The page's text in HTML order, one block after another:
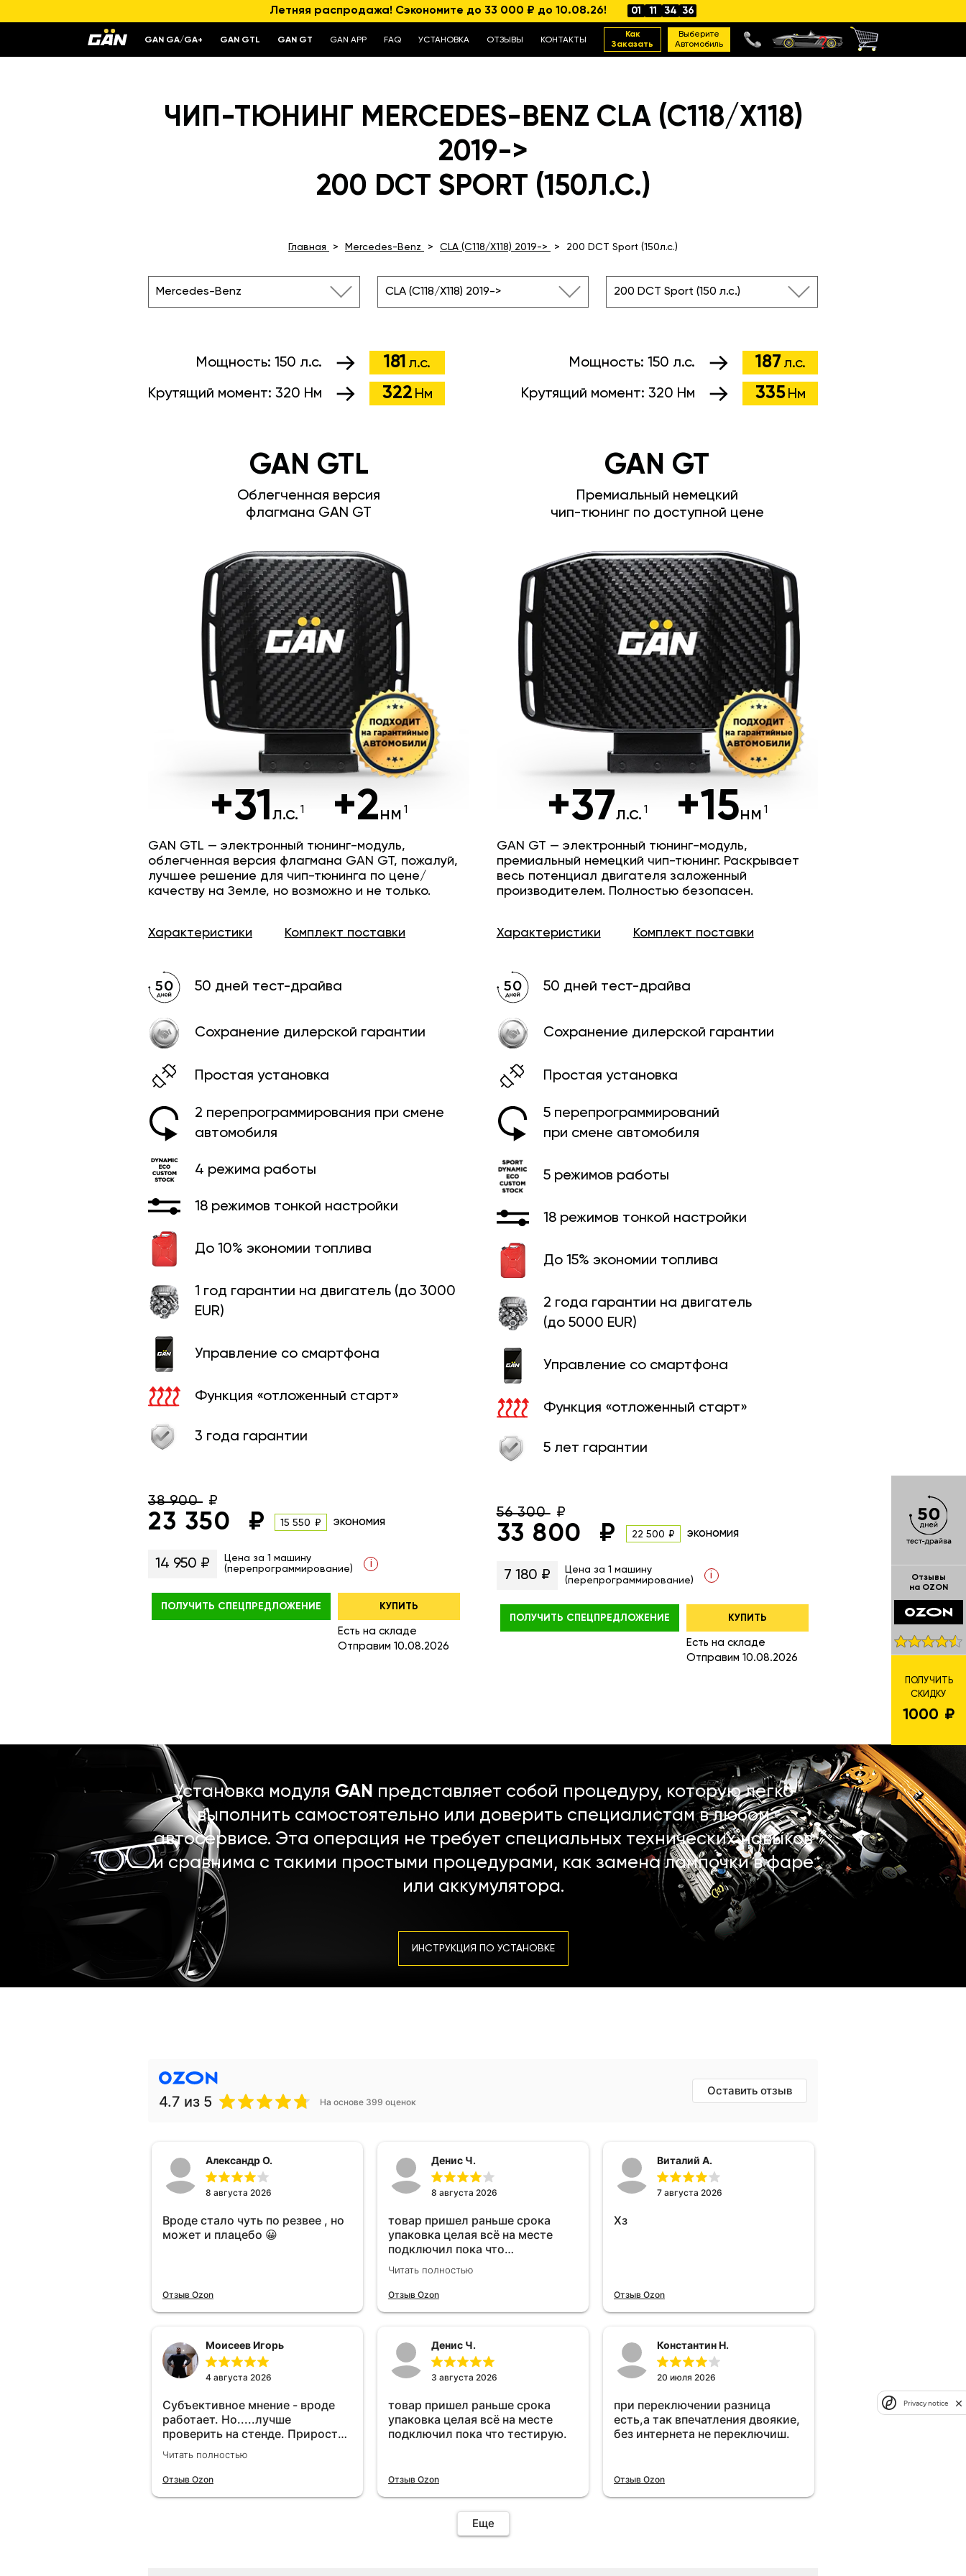
Летняя распродажа! Сэкономите до 33 000 ₽ до 10.08.26! 01 11 34 35
GAN GA/GA+ GAN GTL GAN GT GAN APP FAQ УСТАНОВКА ОТЗЫВЫ КОНТАКТЫ
Как
Заказать
Выберите
Автомобиль
ЧИП-ТЮНИНГ MERCEDES-BENZ CLA (C118/X118)
2019->
200 DCT SPORT (150Л.С.)
Главная Mercedes-Benz CLA (C118/X118) 2019-> 200 DCT Sport (150л.с.)
Mercedes-Benz CLA (C118/X118) 2019-> 200 DCT Sport (150 л.с.)
Мощность: 150 л.с. 187 л.с.
Крутящий момент: 320 Нм 335 Нм
Мощность: 150 л.с. 181 л.с.
Крутящий момент: 320 Нм 322 Нм
GAN GT
Премиальный немецкий
чип-тюнинг по доступной цене
+37л.с. +15нм
GAN GT — электронный тюнинг-модуль,
премиальный немецкий чип-тюнинг. Раскрывает
весь потенциал двигателя заложенный
производителем. Полностью безопасен.
Характеристики Комплект поставки
50 дней тест-драйва
Сохранение дилерской гарантии
Простая установка
5 перепрограмми­рований
при смене автомобиля
5 режимов работы
18 режимов тонкой настройки
До 15% экономии топлива
2 года гарантии на двигатель
(до 5000 EUR)
Управление со смартфона
Функция «отложенный старт»
5 лет гарантии
56 300
33 800 22 500 экономия
7 180 ₽
Цена за 1 машину
(перепрограммирование)
i
ПОЛУЧИТЬ СПЕЦПРЕДЛОЖЕНИЕ КУПИТЬ
Есть на складе
Отправим 10.08.2026
GAN GTL
Облегченная версия
флагмана GAN GT
+31л.с. +2нм
GAN GTL — электронный тюнинг-модуль,
облегченная версия флагмана GAN GT, пожалуй,
лучшее решение для чип-тюнинга по цене/
качеству на Земле, но возможно и не только.
Характеристики Комплект поставки
50 дней тест-драйва
Сохранение дилерской гарантии
Простая установка
2 перепрограммирования при смене
автомобиля
4 режима работы
18 режимов тонкой настройки
До 10% экономии топлива
1 год гарантии на двигатель (до 3000
EUR)
Управление со смартфона
Функция «отложенный старт»
3 года гарантии
38 900
23 350 15 550 экономия
14 950 ₽
Цена за 1 машину
(перепрограммирование)
i
ПОЛУЧИТЬ СПЕЦПРЕДЛОЖЕНИЕ КУПИТЬ
Есть на складе
Отправим 10.08.2026
Установка модуля GAN представляет собой процедуру, которую легко
выполнить самостоятельно или доверить специалистам в любом
автосервисе. Эта операция не требует специальных технических навыков
и сравнима с такими простыми процедурами, как замена лампочки в фаре
или аккумулятора.
ИНСТРУКЦИЯ ПО УСТАНОВКЕ
4.7 из 5 На основе 399 оценок
Оставить отзыв
Александр О.
8 августа 2026
Вроде стало чуть по резвее , но
может и плацебо 😀
Отзыв Ozon
Денис Ч.
8 августа 2026
товар пришел раньше срока
упаковка целая всё на месте
подключил пока что
тестирую.проработал месяц и
всё перестал работать
прибавился расход топлива ,
Читать полностью
Отзыв Ozon
Виталий А.
7 августа 2026
Хз
Отзыв Ozon
Моисеев Игорь
4 августа 2026
Субъективное мнение - вроде
работает. Но.....лучше
проверить на стенде. Прирост
10-12% "на глаз" уловить очень
сложно. Покатаюсь, потом
отключу и посмотрю, что будет
Читать полностью
Отзыв Ozon
Денис Ч.
3 августа 2026
товар пришел раньше срока
упаковка целая всё на месте
подключил пока что тестирую.
Отзыв Ozon
Константин Н.
20 июля 2026
при переключении разница
есть,а так впечатления двоякие,
без интернета не переключиш.
Отзыв Ozon
Еще
Отзывы
на OZON
ПОЛУЧИТЬ
СКИДКУ
1000
Privacy notice